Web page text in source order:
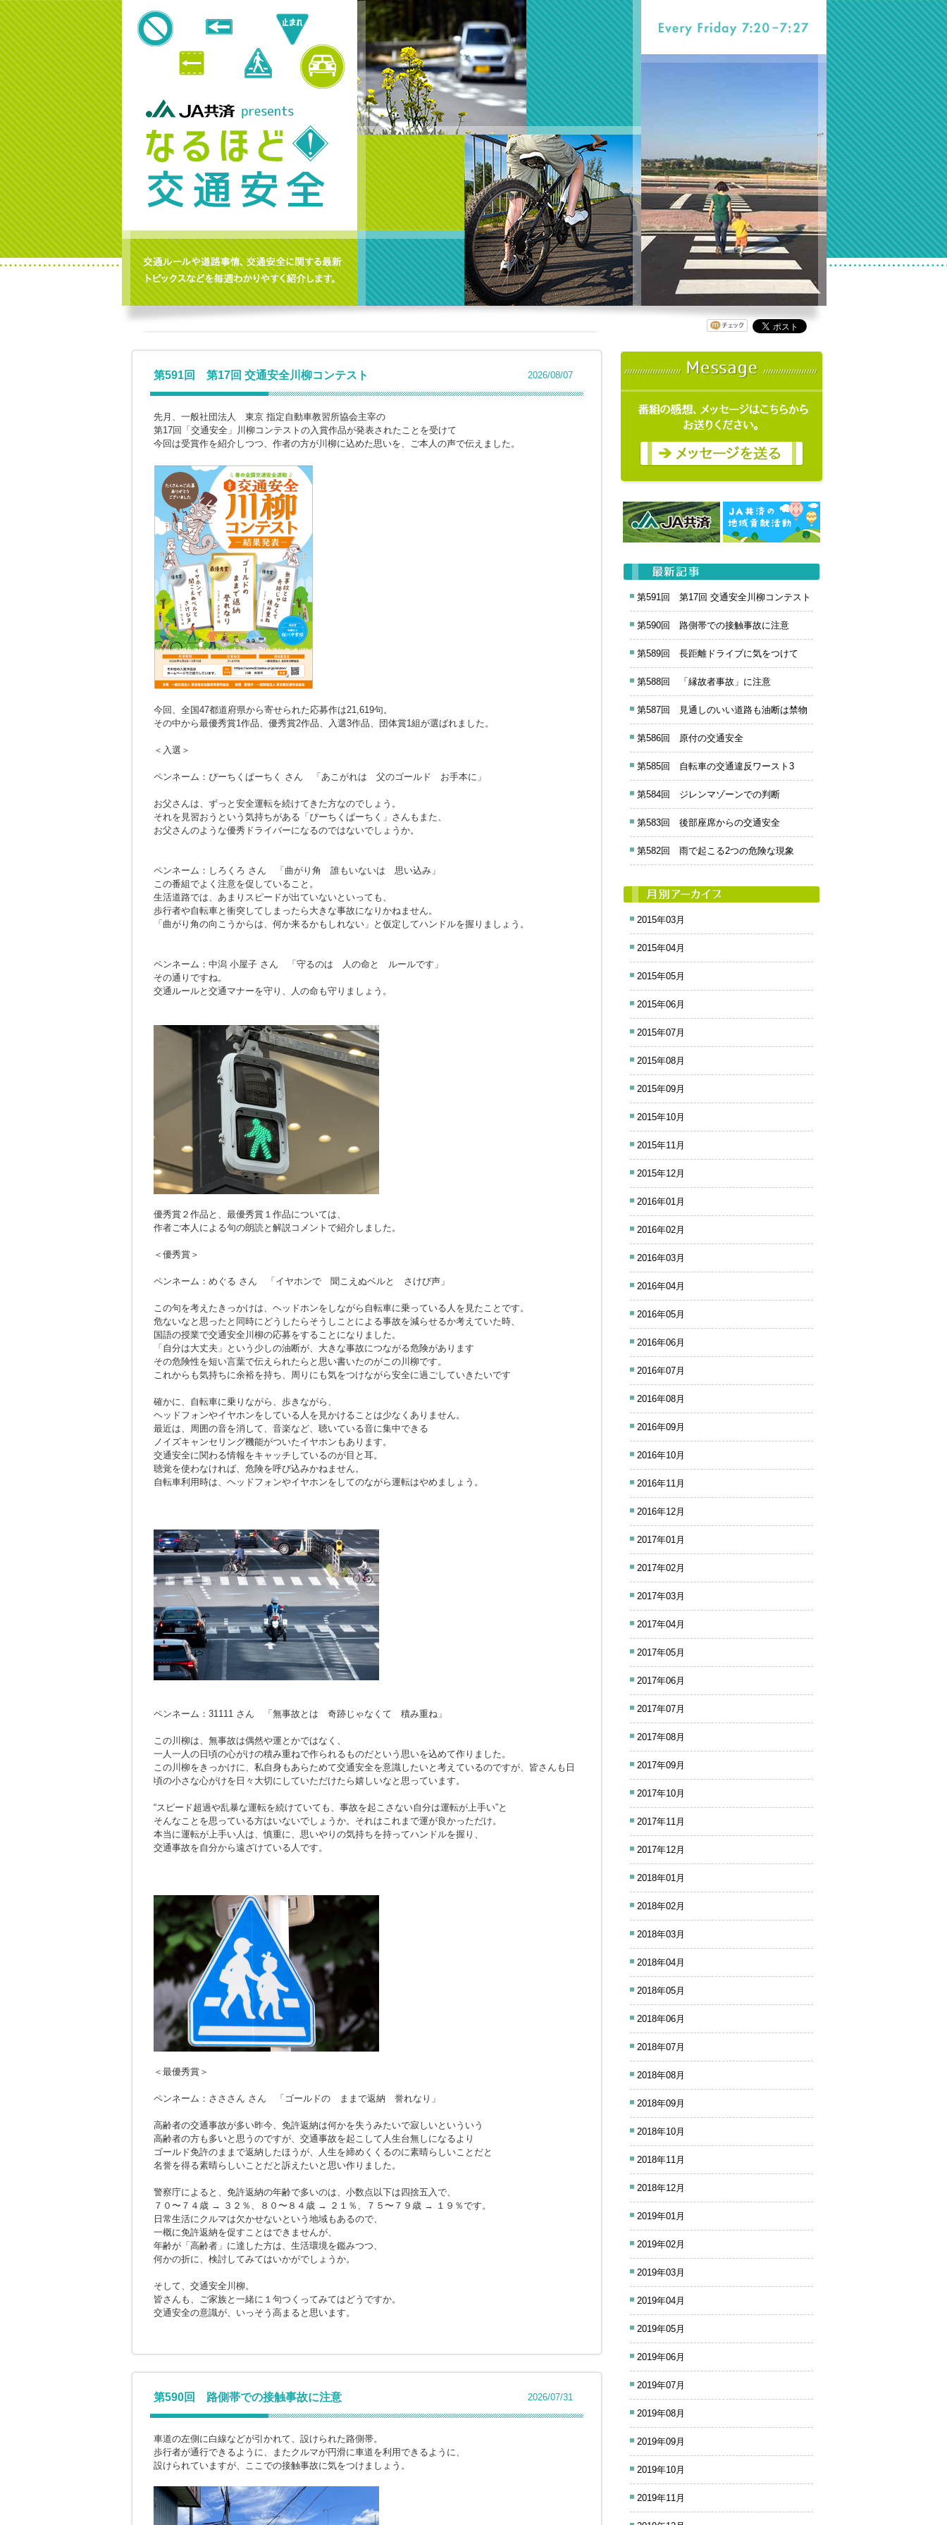
第591回 第17回 交通安全川柳コンテスト 2026/08/07
先月、一般社団法人 東京 指定自動車教習所協会主宰の
第17回「交通安全」川柳コンテストの入賞作品が発表されたことを受けて
今回は受賞作を紹介しつつ、作者の方が川柳に込めた思いを、ご本人の声で伝えました。
今回、全国47都道府県から寄せられた応募作は21,619句。
その中から最優秀賞1作品、優秀賞2作品、入選3作品、団体賞1組が選ばれました。
＜入選＞
ペンネーム：ぴーちくぱーちく さん 「あこがれは 父のゴールド お手本に」
お父さんは、ずっと安全運転を続けてきた方なのでしょう。
それを見習おうという気持ちがある「ぴーちくぱーちく」さんもまた、
お父さんのような優秀ドライバーになるのではないでしょうか。
ペンネーム：しろくろ さん
「曲がり角 誰もいないは 思い込み」
この番組でよく注意を促していること。
生活道路では、あまりスピードが出ていないといっても、
歩行者や自転車と衝突してしまったら大きな事故になりかねません。
「曲がり角の向こうからは、何か来るかもしれない」と仮定してハンドルを握りましょう。
ペンネーム：中潟 小屋子 さん 「 守るのは 人の命と ルールです」
その通りですね。
交通ルールと交通マナーを守り、人の命も守りましょう。
優秀賞２作品と、最優秀賞１作品については、
作者ご本人による句の朗読と解説コメントで紹介しました。
＜優秀賞＞
ペンネーム：めぐる さん 「イヤホンで 聞こえぬベルと さけび声」
この句を考えたきっかけは、ヘッドホンをしながら自転車に乗っている人を見たことです。
危ないなと思ったと同時にどうしたらそうしことによる事故を減らせるか考えていた時、
国語の授業で交通安全川柳の応募をすることになりました。
「自分は大丈夫」という少しの油断が、大きな事故につながる危険があります
その危険性を短い言葉で伝えられたらと思い書いたのがこの川柳です。
これからも気持ちに余裕を持ち、周りにも気をつけながら安全に過ごしていきたいです
確かに、自転車に乗りながら、歩きながら、
ヘッドフォンやイヤホンをしている人を見かけることは少なくありません。
最近は、周囲の音を消して、音楽など、聴いている音に集中できる
ノイズキャンセリング機能がついたイヤホンもあります。
交通安全に関わる情報をキャッチしているのが目と耳。
聴覚を使わなければ、危険を呼び込みかねません。
自転車利用時は、ヘッドフォンやイヤホンをしてのながら運転はやめましょう。
ペンネーム：31111 さん 「無事故とは 奇跡じゃなくて 積み重ね」
この川柳は、無事故は偶然や運とかではなく、
一人一人の日頃の心がけの積み重ねで作られるものだという思いを込めて作りました。
この川柳をきっかけに、私自身もあらためて交通安全を意識したいと考えているのですが、皆さんも日
頃の小さな心がけを日々大切にしていただけたら嬉しいなと思っています。
“スピード超過や乱暴な運転を続けていても、事故を起こさない自分は運転が上手い”と
そんなことを思っている方はいないでしょうか。それはこれまで運が良かっただけ。
本当に運転が上手い人は、慎重に、思いやりの気持ちを持ってハンドルを握り、
交通事故を自分から遠ざけている人です。
＜最優秀賞＞
ペンネーム：さささん さん 「ゴールドの ままで返納 誉れなり」
高齢者の交通事故が多い昨今、免許返納は何かを失うみたいで寂しいといういう
高齢者の方も多いと思うのですが、交通事故を起こして人生台無しになるより
ゴールド免許のままで返納したほうが、人生を締めくくるのに素晴らしいことだと
名誉を得る素晴らしいことだと訴えたいと思い作りました。
警察庁によると、免許返納の年齢で多いのは、小数点以下は四捨五入で、
７０〜７４歳 → ３２％、８０〜８４歳 → ２１％、７５〜７９歳 → １９％です。
日常生活にクルマは欠かせないという地域もあるので、
一概に免許返納を促すことはできませんが、
年齢が「高齢者」に達した方は、生活環境を鑑みつつ、
何かの折に、検討してみてはいかがでしょうか。
そして、交通安全川柳。
皆さんも、ご家族と一緒に１句つくってみてはどうですか。
交通安全の意識が、いっそう高まると思います。
第590回 路側帯での接触事故に注意 2026/07/31
車道の左側に白線などが引かれて、設けられた路側帯。
歩行者が通行できるように、またクルマが円滑に車道を利用できるように、
設けられていますが、ここでの接触事故に気をつけましょう。
第591回 第17回 交通安全川柳コンテスト
第590回 路側帯での接触事故に注意
第589回 長距離ドライブに気をつけて
第588回 「縁故者事故」に注意
第587回 見通しのいい道路も油断は禁物
第586回 原付の交通安全
第585回 自転車の交通違反ワースト3
第584回 ジレンマゾーンでの判断
第583回 後部座席からの交通安全
第582回 雨で起こる2つの危険な現象
2015年03月
2015年04月
2015年05月
2015年06月
2015年07月
2015年08月
2015年09月
2015年10月
2015年11月
2015年12月
2016年01月
2016年02月
2016年03月
2016年04月
2016年05月
2016年06月
2016年07月
2016年08月
2016年09月
2016年10月
2016年11月
2016年12月
2017年01月
2017年02月
2017年03月
2017年04月
2017年05月
2017年06月
2017年07月
2017年08月
2017年09月
2017年10月
2017年11月
2017年12月
2018年01月
2018年02月
2018年03月
2018年04月
2018年05月
2018年06月
2018年07月
2018年08月
2018年09月
2018年10月
2018年11月
2018年12月
2019年01月
2019年02月
2019年03月
2019年04月
2019年05月
2019年06月
2019年07月
2019年08月
2019年09月
2019年10月
2019年11月